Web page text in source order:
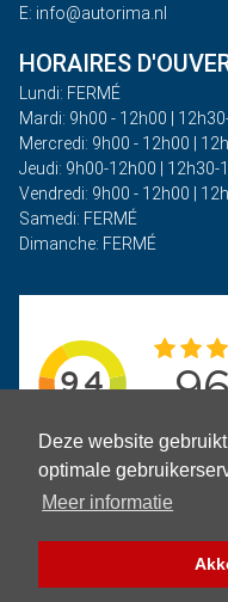
Deze website
optimale
Meer informatie
E: info@autorima.nl
HORAIRES
Lundi: FERMÉ
Mardi: 9h00 - 12h00 |
Mercredi: 9h00 - 12h00 |
Jeudi: 9h00-12h00 | 12h30-
Vendredi: 9h00 - 12h00 |
Samedi: FERMÉ
Dimanche: FERMÉ
Politique de confidentialité